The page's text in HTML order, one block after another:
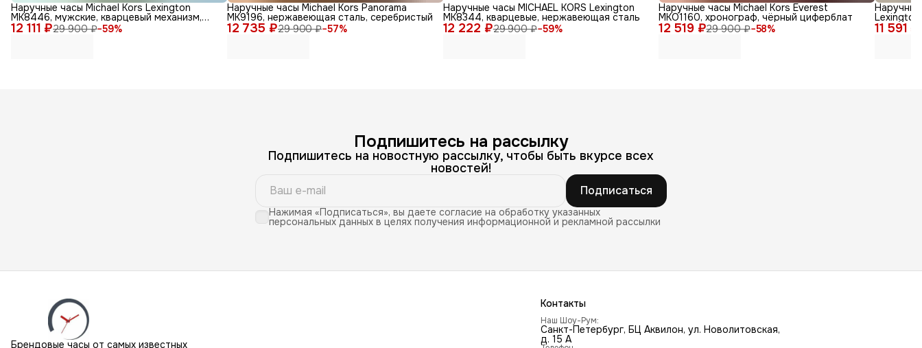
12 111 ₽29 900 ₽−59%
Наручные часы Michael Kors Lexington
MK8446, мужские, кварцевый механизм,
золотые 12 735 ₽29 900 ₽−57%
Наручные часы Michael Kors Panorama
MK9196, нержавеющая сталь, серебристый
12 222 ₽29 900 ₽−59%
Наручные часы MICHAEL KORS Lexington
MK8344, кварцевые, нержавеющая сталь
12 519 ₽29 900 ₽−58%
Наручные часы Michael Kors Everest
MKO1160, хронограф, чёрный циферблат
11 591 ₽
Наручные
Подпишитесь на рассылку
Подпишитесь на новостную рассылку, чтобы быть вкурсе всех
новостей!
Подписаться
Нажимая «Подписаться», вы даете согласие на обработку указанных
персональных данных в целях получения информационной и рекламной рассылки
Брендовые часы от самых известных
Контакты
Наш Шоу-Рум:
Санкт-Петербург, БЦ Аквилон, ул. Новолитовская,
д. 15 А